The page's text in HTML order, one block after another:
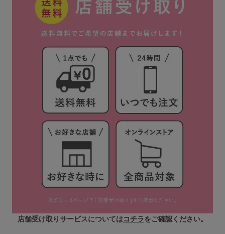
店舗受け取りサービスについてはコチラ をご確認ください。